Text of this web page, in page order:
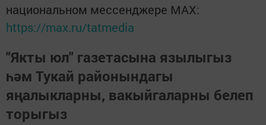
национальном мессенджере MАХ:
https://max.ru/tatmedia
"Якты юл" газетасына язылыгыз
һәм Тукай районындагы
яңалыкларны, вакыйгаларны белеп
торыгыз